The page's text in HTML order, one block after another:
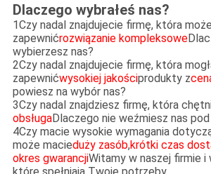
Dlaczego wybrałeś nas?
1Czy nadal znajdujecie firmę, która może
zapewnićrozwiązanie kompleksowe
wybierzesz nas?
2Czy nadal znajdujecie firmę, która
zapewnićwysokiej jakościprodukty z
powiesz na wybór nas?
3Czy nadal znajdziesz firmę, która
obsługaDlaczego nie weźmiesz nas
4Czy macie wysokie wymagania
może macieduży zasób,krótki czas
okres gwarancjiWitamy w naszej firmie i